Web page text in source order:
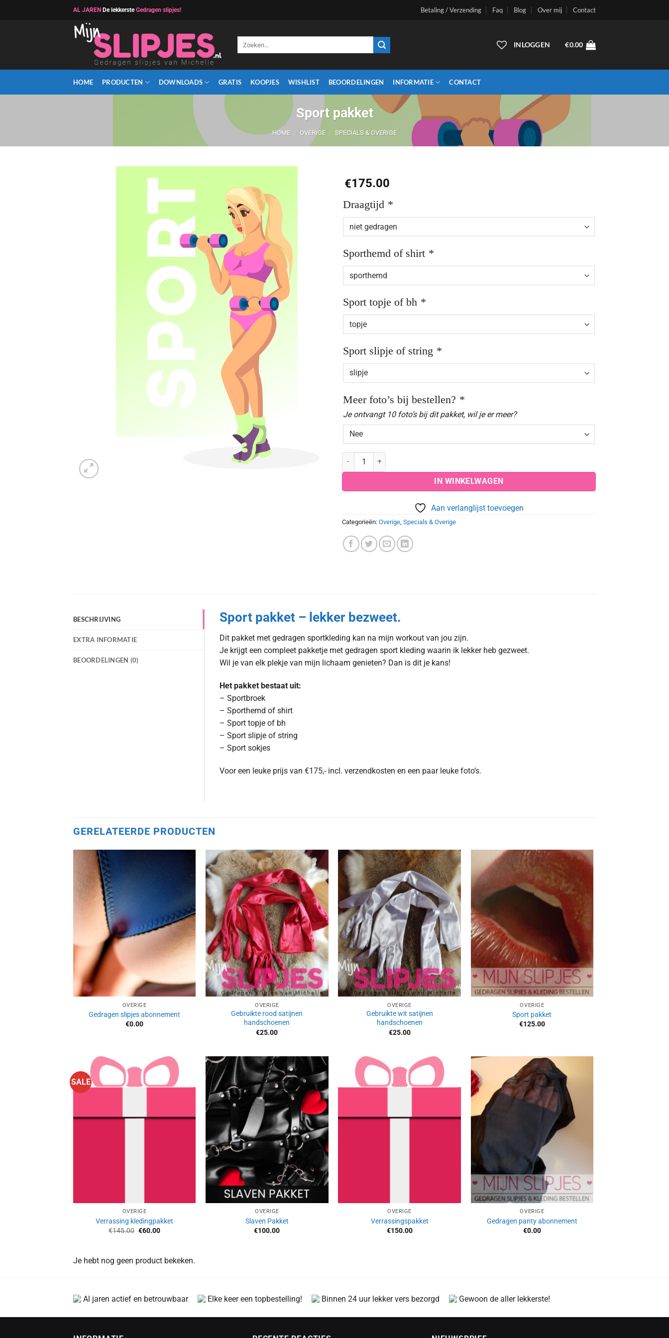
AL JAREN De lekkersteGedragen slipjes! Betaling / Verzending Faq Blog Over mij Contact
INLOGGEN €0.00
HOME PRODUCTEN DOWNLOADS GRATIS KOOPJES WISHLIST BEOORDELINGEN INFORMATIE CONTACT
Sport pakket
HOME / OVERIGE / SPECIALS & OVERIGE
€175.00
Draagtijd *
Sporthemd of shirt *
Sport topje of bh *
Sport slipje of string *
Meer foto’s bij bestellen? *
Je ontvangt 10 foto’s bij dit pakket, wil je er meer?
Sport pakket aantal
IN WINKELWAGEN
Aan verlanglijst toevoegen
Categorieën: Overige Specials & Overige
BESCHRIJVING
EXTRA INFORMATIE
BEOORDELINGEN (0)
Sport pakket – lekker bezweet.
Dit pakket met gedragen sportkleding kan na mijn workout van jou zijn.
Je krijgt een compleet pakketje met gedragen sport kleding waarin ik lekker heb gezweet.
Wil je van elk plekje van mijn lichaam genieten? Dan is dit je kans!
Het pakket bestaat uit:
– Sportbroek
– Sporthemd of shirt
– Sport topje of bh
– Sport slipje of string
– Sport sokjes
Voor een leuke prijs van €175,- incl. verzendkosten en een paar leuke foto’s.
GERELATEERDE PRODUCTEN
OVERIGE
Gedragen slipjes abonnement
€0.00
Aan
verlanglijst
toevoegen
OVERIGE
Gebruikte rood satijnen
handschoenen
€25.00
Aan
verlanglijst
toevoegen
OVERIGE
Gebruikte wit satijnen
handschoenen
€25.00
verlanglijst
toevoegen
OVERIGE
Sport pakket
€125.00
SALE
Aan
OVERIGE
Verrassing kledingpakket
€145.00 Oorspronkelijke
€60.00Huidige
Aan
verlanglijst
toevoegen
OVERIGE
Slaven Pakket
€100.00
Aan
OVERIGE
Verrassingspakket
€150.00
Aan
verlanglijst
toevoegen
OVERIGE
Gedragen panty abonnement
€0.00
Je hebt nog geen product bekeken.
Al jaren actief en betrouwbaar Elke keer een topbestelling! Binnen 24 uur lekker vers bezorgd Gewoon de aller lekkerste!